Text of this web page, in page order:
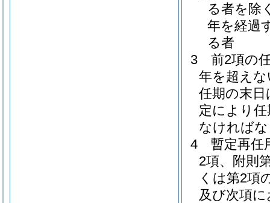
る者を除
年を経過
る者
3
前2項の
年を超え
任期の末
定により
なければ
4
暫定再任
2項、附則
くは第2項
及び次項